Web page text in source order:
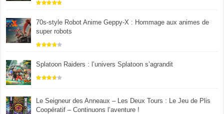
70s-style Robot Anime Geppy-X : Hommage aux animes de
super robots
Splatoon Raiders : l’univers Splatoon s’agrandit
Le Seigneur des Anneaux – Les Deux Tours : Le Jeu de Plis
Coopératif – Continuons l’aventure !